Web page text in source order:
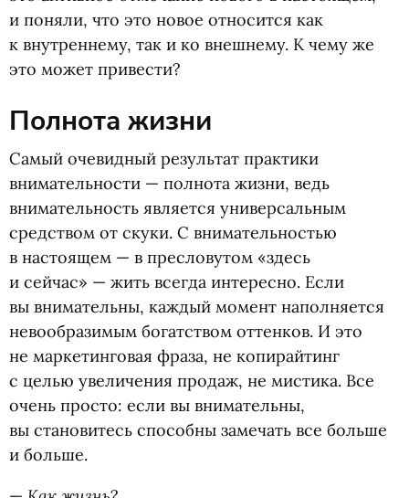
и поняли, что это новое относится как
к внутреннему, так и ко внешнему. К чему же
это может привести?
Полнота жизни
Самый очевидный результат практики
внимательности — полнота жизни, ведь
внимательность является универсальным
средством от скуки. С внимательностью
в настоящем — в пресловутом «здесь
и сейчас» — жить всегда интересно. Если
вы внимательны, каждый момент наполняется
невообразимым богатством оттенков. И это
не маркетинговая фраза, не копирайтинг
с целью увеличения продаж, не мистика. Все
очень просто: если вы внимательны,
вы становитесь способны замечать все больше
и больше.